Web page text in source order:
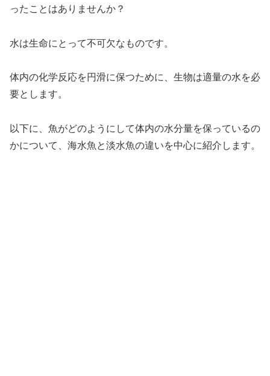
ったことはありませんか？
水は生命にとって不可欠なものです。
体内の化学反応を円滑に保つために、生物は適量の水を必
要とします。
以下に、魚がどのようにして体内の水分量を保っているの
かについて、海水魚と淡水魚の違いを中心に紹介します。